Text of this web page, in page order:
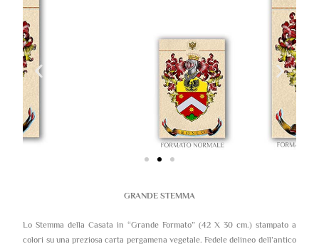
GRANDE STEMMA
Lo Stemma della Casata in “Grande Formato” (42 X 30 cm.) stampato a
colori su una preziosa carta pergamena vegetale. Fedele delineo dell’antico